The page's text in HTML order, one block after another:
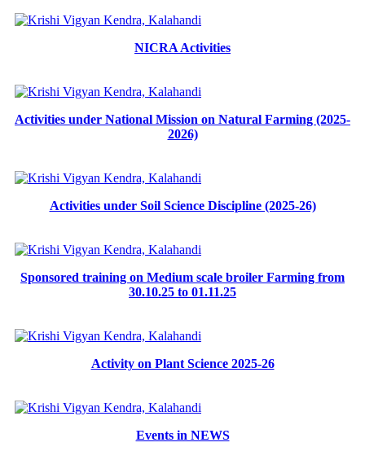
NICRA Activities
Activities under National Mission on Natural Farming (2025-
2026)
Activities under Soil Science Discipline (2025-26)
Sponsored training on Medium scale broiler Farming from
30.10.25 to 01.11.25
Activity on Plant Science 2025-26
Events in NEWS